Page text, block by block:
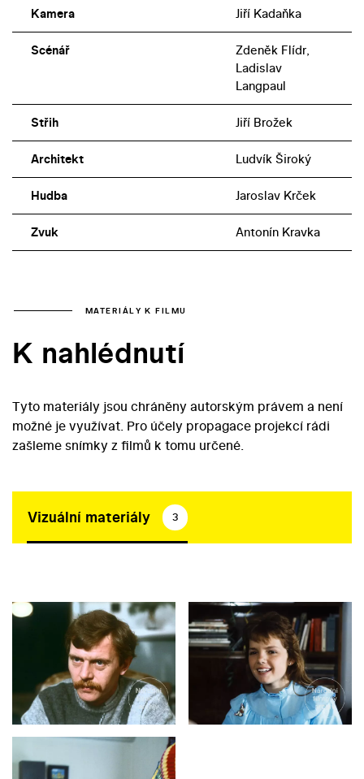
Kamera Jiří Kadaňka
Scénář
Zdeněk Flídr,
Ladislav
Langpaul
Střih Jiří Brožek
Architekt Ludvík Široký
Hudba Jaroslav Krček
Zvuk Antonín Kravka
MATERIÁLY K FILMU
K nahlédnutí
Tyto materiály jsou chráněny autorským právem a není
možné je využívat. Pro účely propagace projekcí rádi
zašleme snímky z filmů k tomu určené.
Vizuální materiály 3